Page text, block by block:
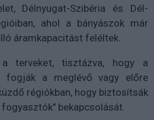
Délnyugat-Szibéria és Dél-
ahol a bányászok már
áramkapacitást feléltek.
terveket, tisztázva, hogy a
fogják a meglévő vagy előre
régiókban, hogy biztosítsák
bekapcsolását.